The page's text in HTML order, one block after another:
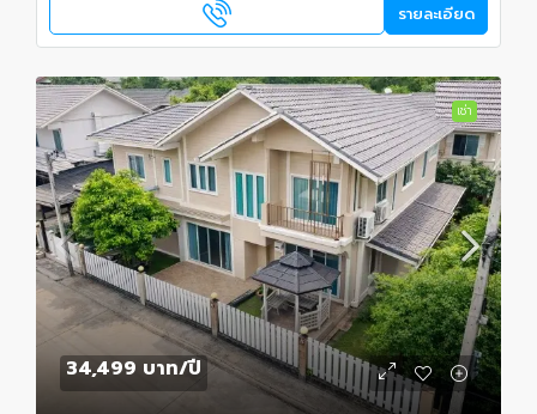
รายละเอียด
เช่า
34,499 บาท/ปี